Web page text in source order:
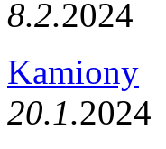
8.2.2024
Kamiony
20.1.2024